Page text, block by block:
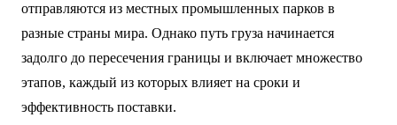
отправляются из местных промышленных парков в
разные страны мира. Однако путь груза начинается
задолго до пересечения границы и включает множество
этапов, каждый из которых влияет на сроки и
эффективность поставки.